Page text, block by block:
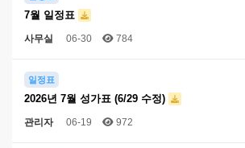
7월 일정표
사무실 06-30 784
일정표
2026년 7월 성가표 (6/29 수정)
관리자 06-19 972